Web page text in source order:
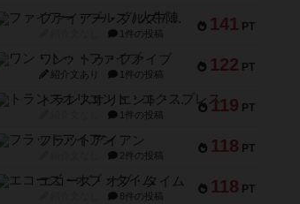
141 PT
ファイアー・ブルズ / 火牛陣
1件の投稿
122 PT
ワン・トゥ・ファイブ
紹介文あり 1件の投稿
119 PT
トランスオリエント・エクスプレス
1件の投稿
118 PT
フラットアイアン
2件の投稿
118 PT
エコーズ・オブ・タイム
8件の投稿